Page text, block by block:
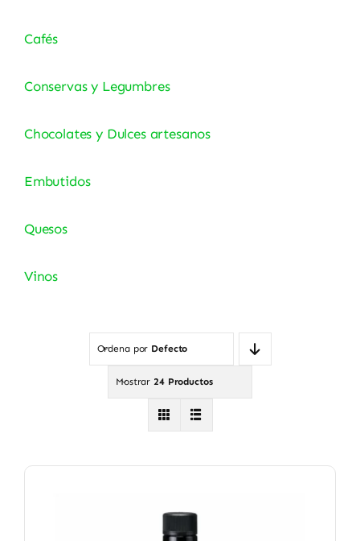
Cafés
Conservas y Legumbres
Chocolates y Dulces artesanos
Embutidos
Quesos
Vinos
Ordena por Defecto
Mostrar24 Productos